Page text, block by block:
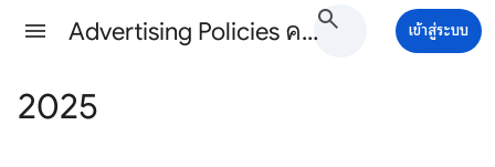
Advertising Policies ความช่วยเหลือ เข้าสู่ระบบ
2025